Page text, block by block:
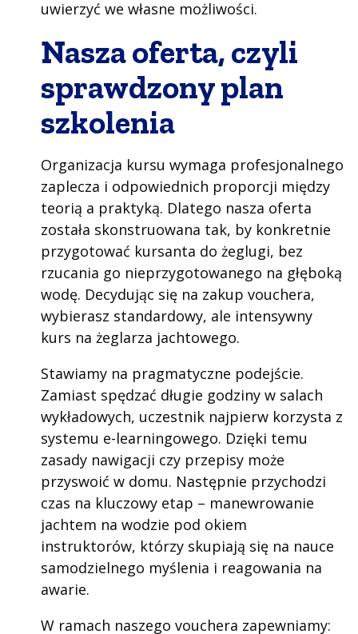
uwierzyć we własne możliwości.
Nasza oferta, czyli
sprawdzony plan
szkolenia
Organizacja kursu wymaga profesjonalnego
zaplecza i odpowiednich proporcji między
teorią a praktyką. Dlatego nasza oferta
została skonstruowana tak, by konkretnie
przygotować kursanta do żeglugi, bez
rzucania go nieprzygotowanego na głęboką
wodę. Decydując się na zakup vouchera,
wybierasz standardowy, ale intensywny
kurs na żeglarza jachtowego.
Stawiamy na pragmatyczne podejście.
Zamiast spędzać długie godziny w salach
wykładowych, uczestnik najpierw korzysta z
systemu e-learningowego. Dzięki temu
zasady nawigacji czy przepisy może
przyswoić w domu. Następnie przychodzi
czas na kluczowy etap – manewrowanie
jachtem na wodzie pod okiem
instruktorów, którzy skupiają się na nauce
samodzielnego myślenia i reagowania na
awarie.
W ramach naszego vouchera zapewniamy: